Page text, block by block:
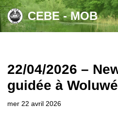
Aller
CEBE - MOB
22/04/2026 –
guidée à Woluwé
mer 22 avril 2026